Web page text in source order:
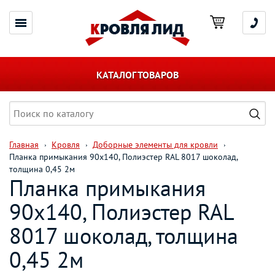
КАТАЛОГ ТОВАРОВ
Главная Кровля
Доборные элементы для кровли
Планка примыкания 90х140, Полиэстер RAL 8017 шоколад,
толщина 0,45 2м
Планка примыкания
90х140, Полиэстер RAL
8017 шоколад, толщина
0,45 2м